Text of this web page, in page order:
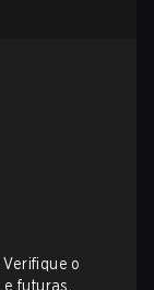
o
futuras.